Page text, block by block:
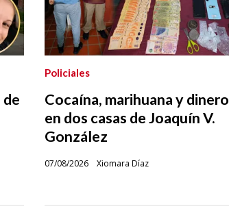
Cocaína, marihuana y dinero
en dos casas de Joaquín V.
González
Xiomara Díaz
Policiales
07/08/2026